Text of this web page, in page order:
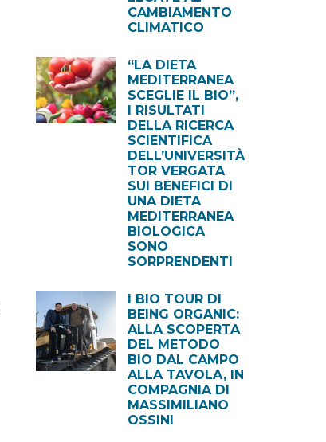
CAMBIAMENTO
CLIMATICO
“LA DIETA
MEDITERRANEA
SCEGLIE IL BIO”,
I RISULTATI
DELLA RICERCA
SCIENTIFICA
DELL’UNIVERSITÀ
TOR VERGATA
SUI BENEFICI DI
UNA DIETA
MEDITERRANEA
BIOLOGICA
SONO
SORPRENDENTI
I BIO TOUR DI
BEING ORGANIC:
ALLA SCOPERTA
DEL METODO
BIO DAL CAMPO
ALLA TAVOLA, IN
COMPAGNIA DI
MASSIMILIANO
OSSINI